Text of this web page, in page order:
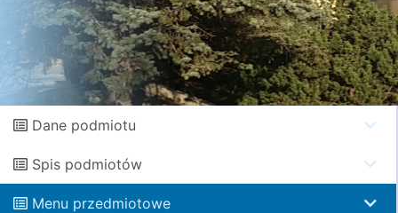
Dane podmiotu
Spis podmiotów
Menu przedmiotowe